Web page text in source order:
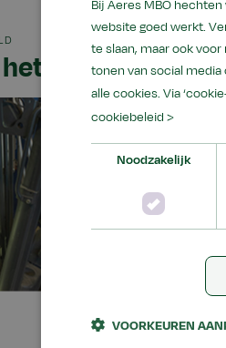
Bij Aeres MBO
website goed werkt.
te slaan, maar ook
tonen van social
alle cookies. Via
cookiebeleid >
Noodzakelijk
VOORKEUREN